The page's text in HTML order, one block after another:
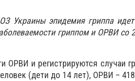
Украины эпидемия гриппа
гриппом и ОРВИ со
ОРВИ и регистрируются случаи
(дети до 14 лет), ОРВИ –